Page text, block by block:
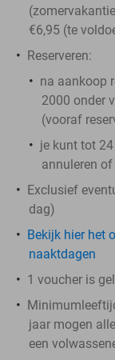
€6,95 (te
Reserveren:
na aankoop
2000 onder
(vooraf
je kunt tot
annuleren
Exclusief
dag)
Bekijk hier het
naaktdagen
1 voucher is
jaar mogen
een